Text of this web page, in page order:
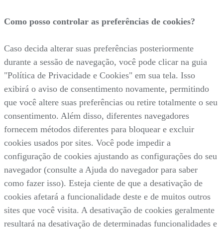
Como posso controlar as preferências de cookies?
Caso decida alterar suas preferências posteriormente
durante a sessão de navegação, você pode clicar na guia
"Política de Privacidade e Cookies" em sua tela. Isso
exibirá o aviso de consentimento novamente, permitindo
que você altere suas preferências ou retire totalmente o seu
consentimento. Além disso, diferentes navegadores
fornecem métodos diferentes para bloquear e excluir
cookies usados por sites. Você pode impedir a
configuração de cookies ajustando as configurações do seu
navegador (consulte a Ajuda do navegador para saber
como fazer isso). Esteja ciente de que a desativação de
cookies afetará a funcionalidade deste e de muitos outros
sites que você visita. A desativação de cookies geralmente
resultará na desativação de determinadas funcionalidades e